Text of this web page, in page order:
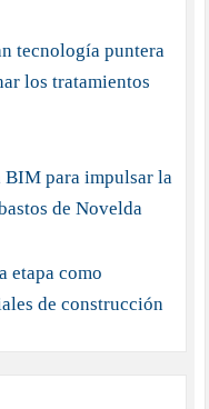
tecnología puntera
los tratamientos
BIM para impulsar la
de Novelda
etapa como
de construcción